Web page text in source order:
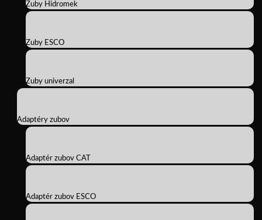
Zuby Hidromek
Zuby ESCO
Zuby univerzal
Adaptéry zubov
Adaptér zubov CAT
Adaptér zubov ESCO